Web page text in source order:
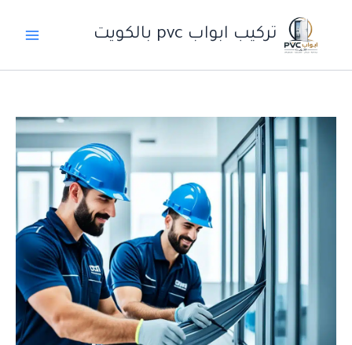
المحتوى
تركيب ابواب pvc بالكويت